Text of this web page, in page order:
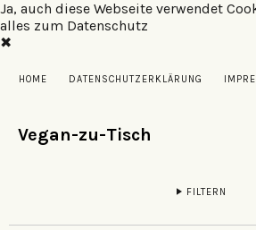
Ja, auch diese Webseite verwendet
alles zum Datenschutz
✖
HOME DATENSCHUTZERKLÄRUNG
Vegan-zu-Tisch
FILTERN